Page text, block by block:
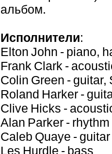
альбом.
Исполнители:
Elton John - piano,
Frank Clark -
Colin Green - guitar,
Roland Harker -
Clive Hicks -
Alan Parker -
Caleb Quaye - guitar
Les Hurdle - bass